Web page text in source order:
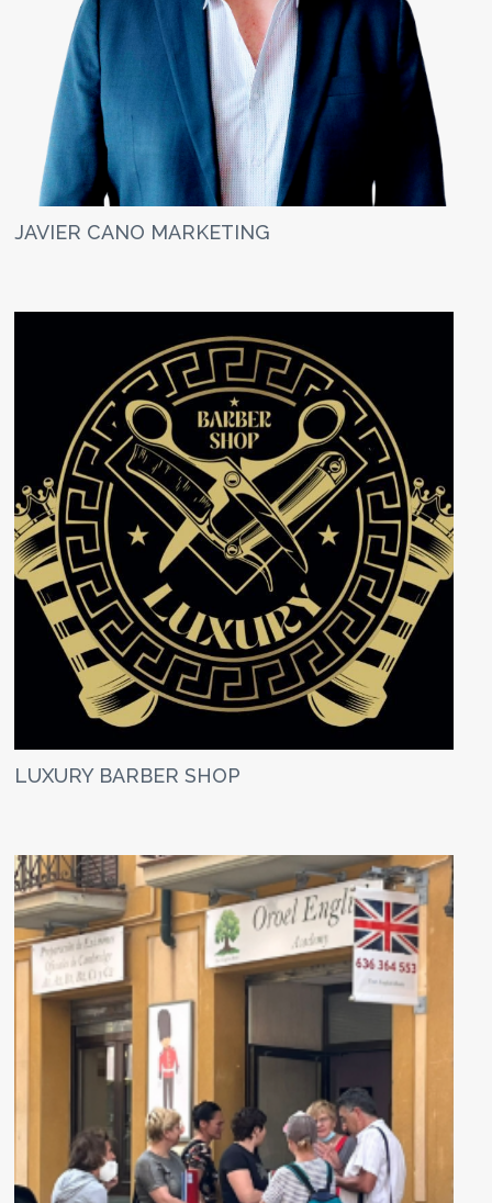
JAVIER CANO MARKETING
LUXURY BARBER SHOP